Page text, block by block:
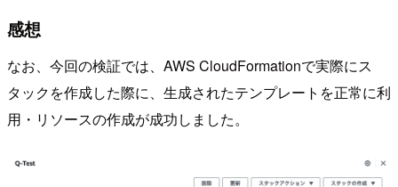
感想
なお、今回の検証では、AWS CloudFormationで実際にス
タックを作成した際に、生成されたテンプレートを正常に利
用・リソースの作成が成功しました。